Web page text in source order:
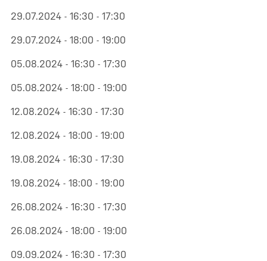
29.07.2024 - 16:30 - 17:30
29.07.2024 - 18:00 - 19:00
05.08.2024 - 16:30 - 17:30
05.08.2024 - 18:00 - 19:00
12.08.2024 - 16:30 - 17:30
12.08.2024 - 18:00 - 19:00
19.08.2024 - 16:30 - 17:30
19.08.2024 - 18:00 - 19:00
26.08.2024 - 16:30 - 17:30
26.08.2024 - 18:00 - 19:00
09.09.2024 - 16:30 - 17:30